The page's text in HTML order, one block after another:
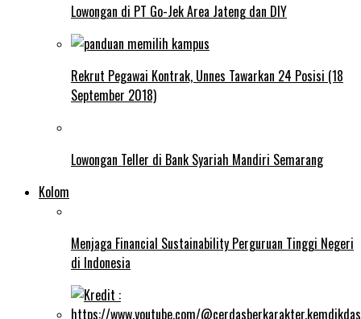
Lowongan di PT Go-Jek Area Jateng dan DIY
Rekrut Pegawai Kontrak, Unnes Tawarkan 24 Posisi (18
September 2018)
Lowongan Teller di Bank Syariah Mandiri Semarang
Kolom
Menjaga Financial Sustainability Perguruan Tinggi Negeri
di Indonesia